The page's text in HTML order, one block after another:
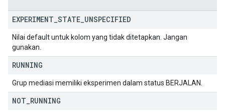
EXPERIMENT STATE UNSPECIFIED
Nilai default untuk kolom yang tidak ditetapkan. Jangan
gunakan.
RUNNING
Grup mediasi memiliki eksperimen dalam status BERJALAN.
NOT RUNNING